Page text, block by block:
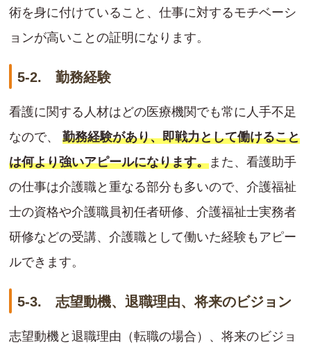
術を身に付けていること、仕事に対するモチベーシ
ョンが高いことの証明になります。
5-2. 勤務経験
看護に関する人材はどの医療機関でも常に人手不足
なので、 勤務経験があり、即戦力として働けること
は何より強いアピールになります。 また、看護助手
の仕事は介護職と重なる部分も多いので、介護福祉
士の資格や介護職員初任者研修、介護福祉士実務者
研修などの受講、介護職として働いた経験もアピー
ルできます。
5-3. 志望動機、退職理由、将来のビジョン
志望動機と退職理由（転職の場合）、将来のビジョ